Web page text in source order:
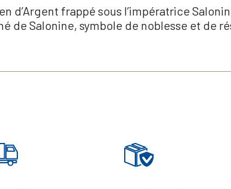
d’Argent frappé sous l’impératrice
de Salonine, symbole de noblesse et de